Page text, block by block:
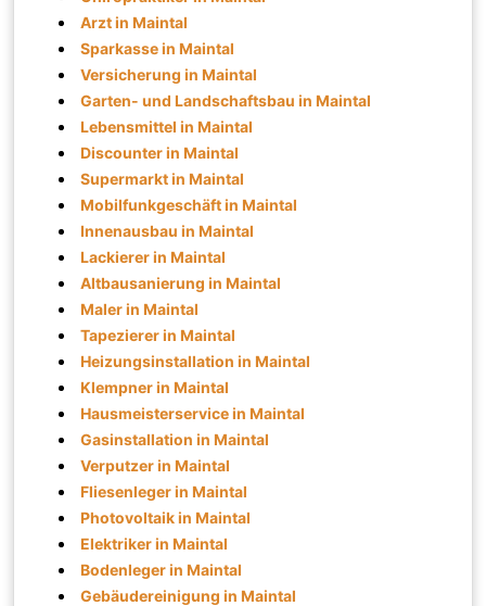
Arzt in Maintal
Sparkasse in Maintal
Versicherung in Maintal
Garten- und Landschaftsbau in Maintal
Lebensmittel in Maintal
Discounter in Maintal
Supermarkt in Maintal
Mobilfunkgeschäft in Maintal
Innenausbau in Maintal
Lackierer in Maintal
Altbausanierung in Maintal
Maler in Maintal
Tapezierer in Maintal
Heizungsinstallation in Maintal
Klempner in Maintal
Hausmeisterservice in Maintal
Gasinstallation in Maintal
Verputzer in Maintal
Fliesenleger in Maintal
Photovoltaik in Maintal
Elektriker in Maintal
Bodenleger in Maintal
Gebäudereinigung in Maintal